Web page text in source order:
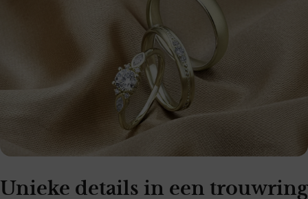
Unieke details in een trouwring